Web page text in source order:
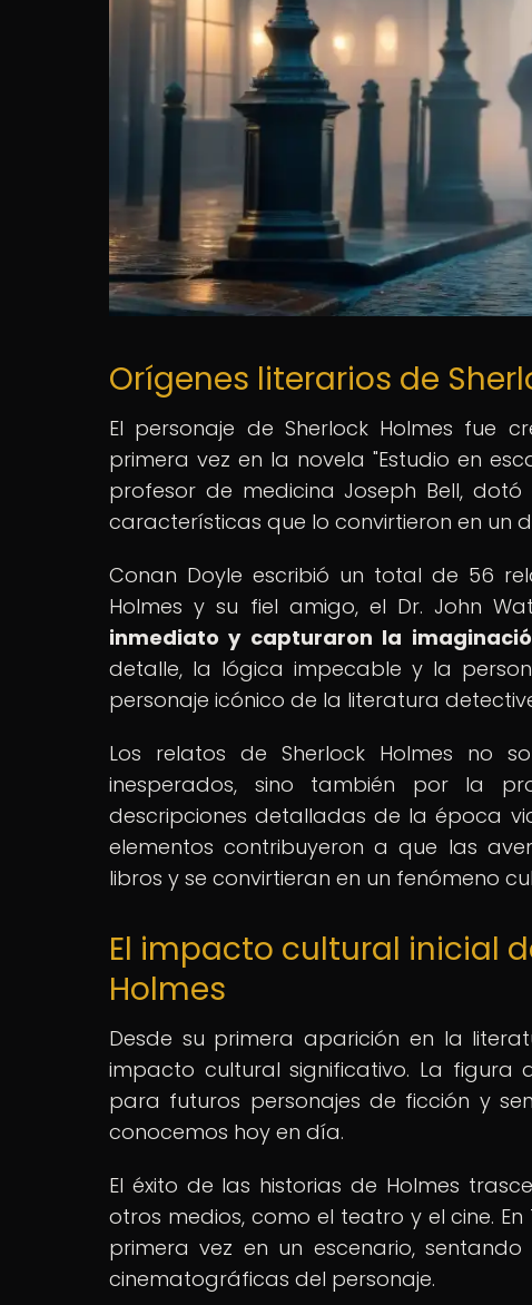
Orígenes literarios de
El personaje de Sherlock Holmes fue
primera vez en la novela "Estudio en
profesor de medicina Joseph Bell,
características que lo convirtieron en un
Conan Doyle escribió un total de 56
Holmes y su fiel amigo, el Dr. John
inmediato y capturaron la
detalle, la lógica impecable y la
personaje icónico de la literatura
Los relatos de Sherlock Holmes no
inesperados, sino también por la
descripciones detalladas de la época
elementos contribuyeron a que las
libros y se convirtieran en un fenómeno
El impacto cultural inicial
Holmes
Desde su primera aparición en la
impacto cultural significativo. La figura
para futuros personajes de ficción y
conocemos hoy en día.
El éxito de las historias de Holmes
otros medios, como el teatro y el cine.
primera vez en un escenario,
cinematográficas del personaje.